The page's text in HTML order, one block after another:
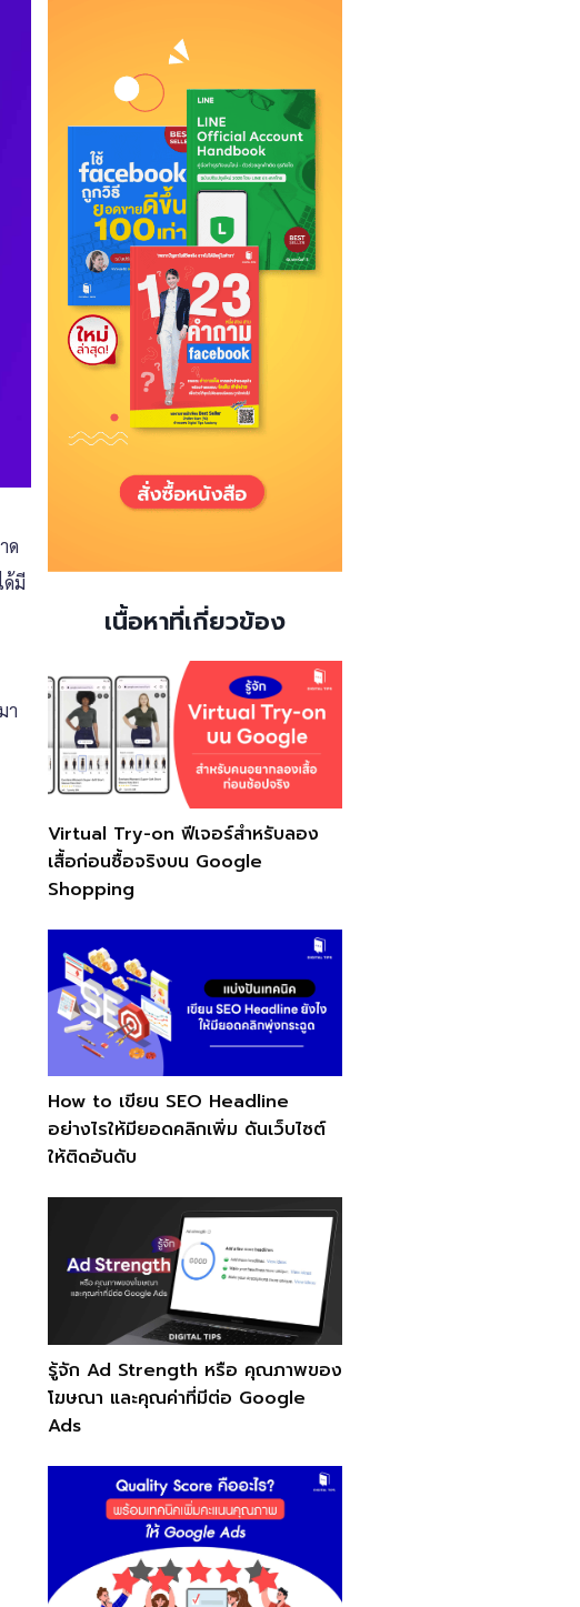
ด
ด้มี
า
เนื้อหาที่เกี่ยวข้อง
Virtual Try-on ฟีเจอร์สำหรับลอง
เสื้อก่อนซื้อจริงบน Google
Shopping
How to เขียน SEO Headline
อย่างไรให้มียอดคลิกเพิ่ม ดันเว็บไซต์
ให้ติดอันดับ
รู้จัก Ad Strength หรือ คุณภาพของ
โฆษณา และคุณค่าที่มีต่อ Google
Ads